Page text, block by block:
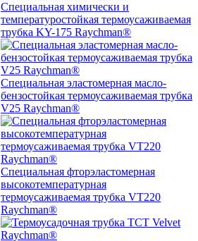
Специальная химически и
температуростойкая термоусаживаемая
трубка KY-175 Raychman®
Специальная эластомерная масло-
бензостойкая термоусаживаемая трубка
V25 Raychman®
Специальная фторэластомерная
высокотемпературная
термоусаживаемая трубка VT220
Raychman®